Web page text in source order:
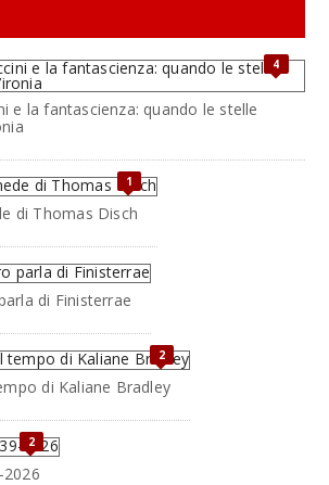
4
e la fantascienza: quando le stelle
1
di Thomas Disch
di Finisterrae
2
di Kaliane Bradley
2
2026